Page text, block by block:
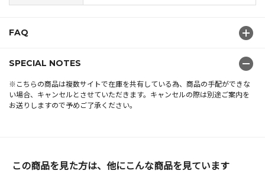
FAQ
SPECIAL NOTES
※こちらの商品は複数サイトで在庫を共有している為、商品の手配ができな
い場合、キャンセルとさせていただきます。キャンセルの際は別途ご案内を
お送りしますので予めご了承ください。
この商品を見た方は、他にこんな商品を見ています